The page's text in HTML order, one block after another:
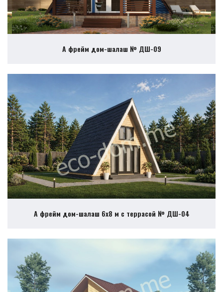
А фрейм дом-шалаш № ДШ-09
А фрейм дом-шалаш 6х8 м с террасой № ДШ-04